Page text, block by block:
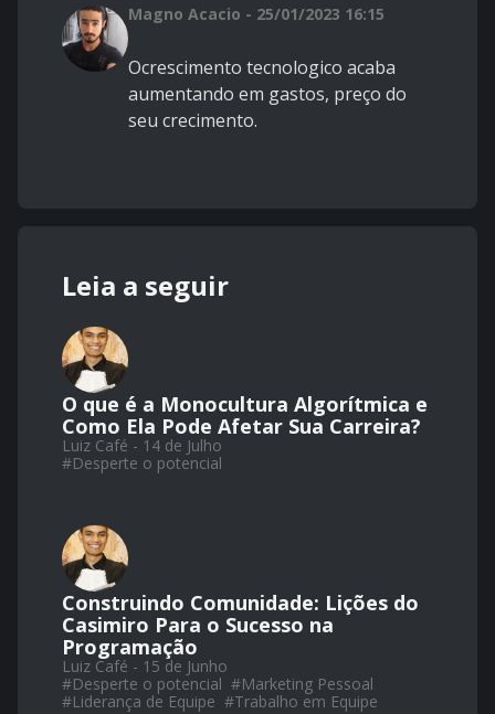
Magno Acacio - 25/01/2023 16:15
Ocrescimento tecnologico acaba
aumentando em gastos, preço do
seu crecimento.
Leia a seguir
O que é a Monocultura Algorítmica e
Como Ela Pode Afetar Sua Carreira?
Luiz Café - 14 de Julho
#Desperte o potencial
Construindo Comunidade: Lições do
Casimiro Para o Sucesso na
Programação
Luiz Café - 15 de Junho
#Desperte o potencial #Marketing Pessoal
#Liderança de Equipe #Trabalho em Equipe